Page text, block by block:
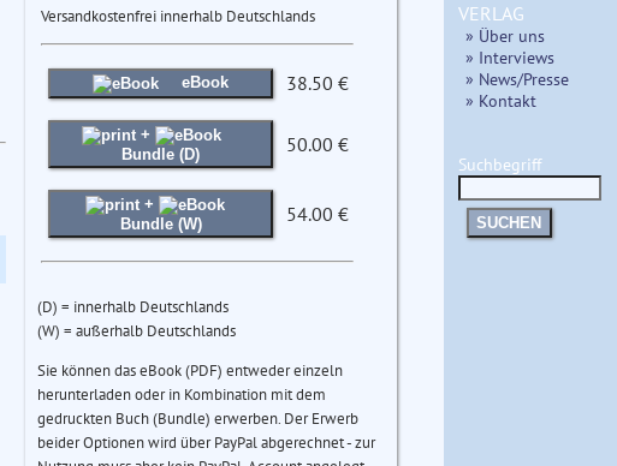
Versandkostenfrei innerhalb Deutschlands
eBook 38.50 €
+
Bundle (D)
50.00 €
+
Bundle (W)
54.00 €
(D) = innerhalb Deutschlands
(W) = außerhalb Deutschlands
Sie können das eBook (PDF) entweder einzeln
herunterladen oder in Kombination mit dem
gedruckten Buch (Bundle) erwerben. Der Erwerb
beider Optionen wird über PayPal abgerechnet - zur
VERLAG
» Über uns
» Interviews
» News/Presse
» Kontakt
Suchbegriff
SUCHEN